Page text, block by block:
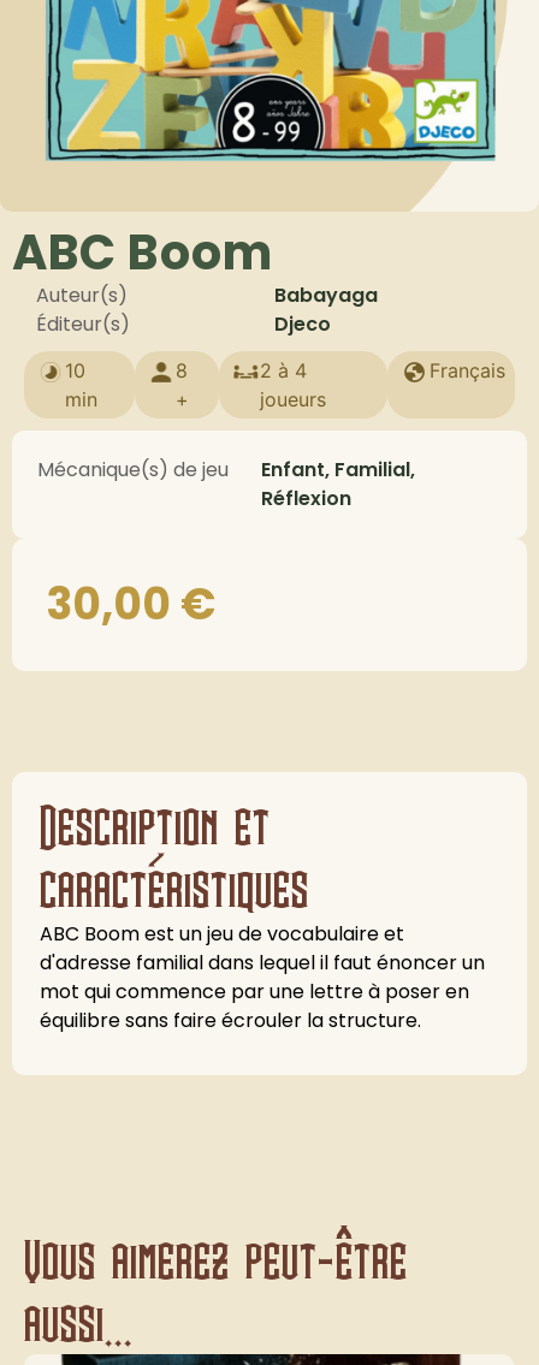
ABC Boom
Auteur(s)
Babayaga
Éditeur(s)
Djeco
10
min
8
+
2 à 4
joueurs
Français
Mécanique(s) de jeu
Enfant, Familial,
Réflexion
30,00€
Description et
caractéristiques
ABC Boom est un jeu de vocabulaire et
d'adresse familial dans lequel il faut énoncer un
mot qui commence par une lettre à poser en
équilibre sans faire écrouler la structure.
Vous aimerez peut-être
aussi...